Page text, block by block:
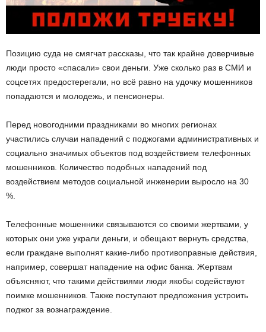
Позицию суда не смягчат рассказы, что так крайне доверчивые
люди просто «спасали» свои деньги. Уже сколько раз в СМИ и
соцсетях предостерегали, но всё равно на удочку мошенников
попадаются и молодежь, и пенсионеры.
Перед новогодними праздниками во многих регионах
участились случаи нападений с поджогами административных и
социально значимых объектов под воздействием телефонных
мошенников. Количество подобных нападений под
воздействием методов социальной инженерии выросло на 30
%.
Телефонные мошенники связываются со своими жертвами, у
которых они уже украли деньги, и обещают вернуть средства,
если граждане выполнят какие-либо противоправные действия,
например, совершат нападение на офис банка. Жертвам
объясняют, что такими действиями люди якобы содействуют
поимке мошенников. Также поступают предложения устроить
поджог за вознаграждение.